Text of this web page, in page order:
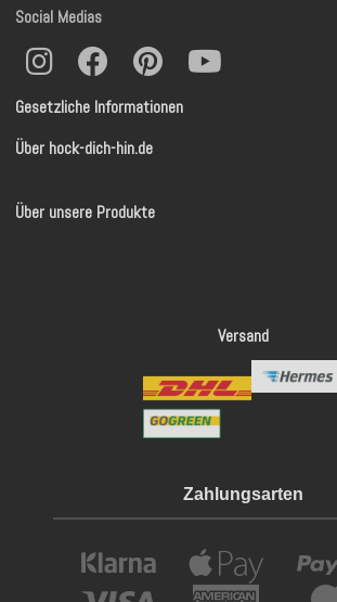
Gesetzliche Informationen
Über hock-dich-hin.de
Über unsere Produkte
Social Medias
Versand
Zahlungsarten